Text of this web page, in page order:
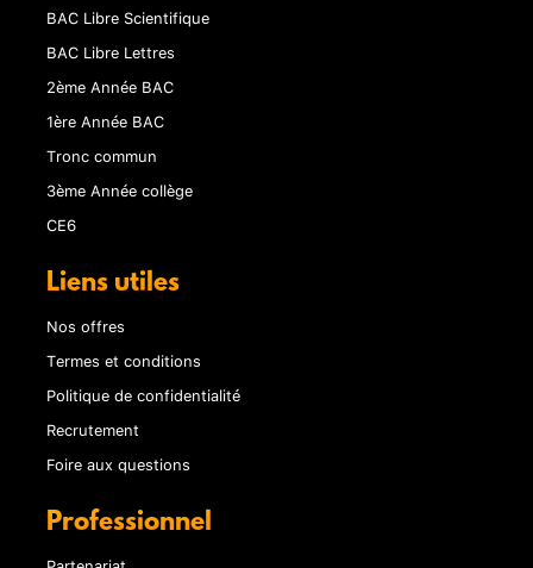
BAC Libre Scientifique
BAC Libre Lettres
2ème Année BAC
1ère Année BAC
Tronc commun
3ème Année collège
CE6
Liens utiles
Nos offres
Termes et conditions
Politique de confidentialité
Recrutement
Foire aux questions
Professionnel